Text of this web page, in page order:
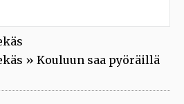
» Kouluun saa pyöräillä